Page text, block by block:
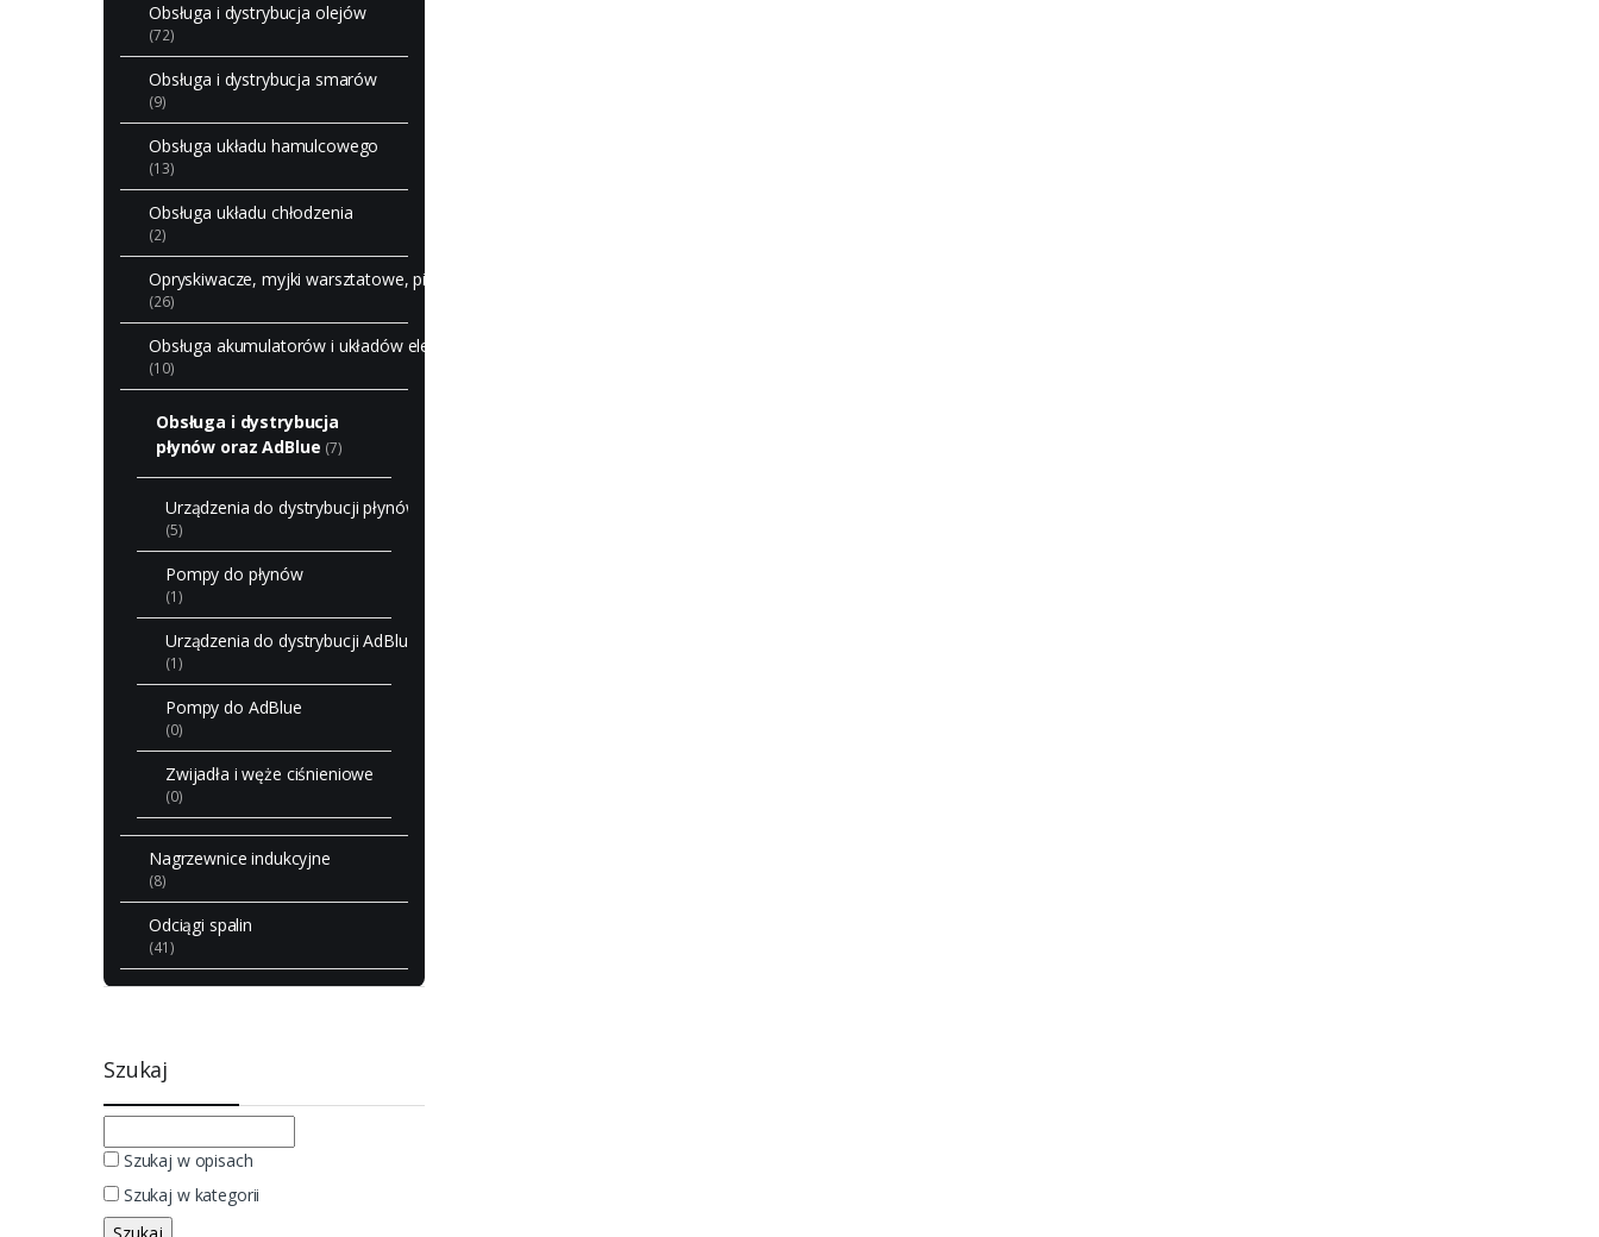
Obsługa i dystrybucja olejów
(72)
Obsługa i dystrybucja smarów
(9)
Obsługa układu hamulcowego
(13)
Obsługa układu chłodzenia
(2)
Opryskiwacze, myjki warsztatowe, piaskarki
(26)
Obsługa akumulatorów i układów elektrycznych
(10)
Obsługa i dystrybucja
płynów oraz AdBlue (7)
Urządzenia do dystrybucji płynów
(5)
Pompy do płynów
(1)
Urządzenia do dystrybucji AdBlue
(1)
Pompy do AdBlue
(0)
Zwijadła i węże ciśnieniowe
(0)
Nagrzewnice indukcyjne
(8)
Odciągi spalin
(41)
Szukaj
Szukaj w opisach
Szukaj w kategorii